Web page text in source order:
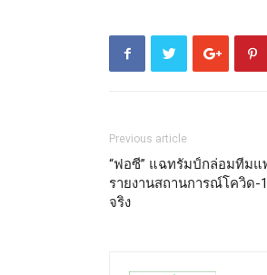
Previous article
“ฟอซี” แฉทรัมป์กล่อมทีมแ
รายงานสถานการณ์โควิด-
จริง